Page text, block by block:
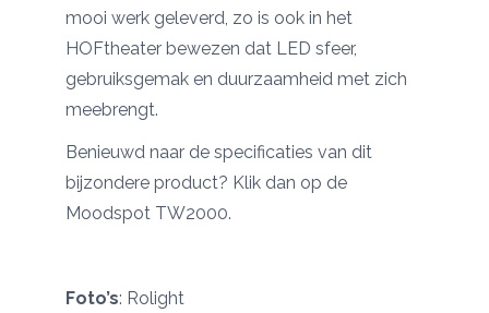
mooi werk geleverd, zo is ook in het
HOFtheater bewezen dat LED sfeer,
gebruiksgemak en duurzaamheid met zich
meebrengt.
Benieuwd naar de specificaties van dit
bijzondere product? Klik dan op de
Moodspot TW2000.
Foto’s: Rolight